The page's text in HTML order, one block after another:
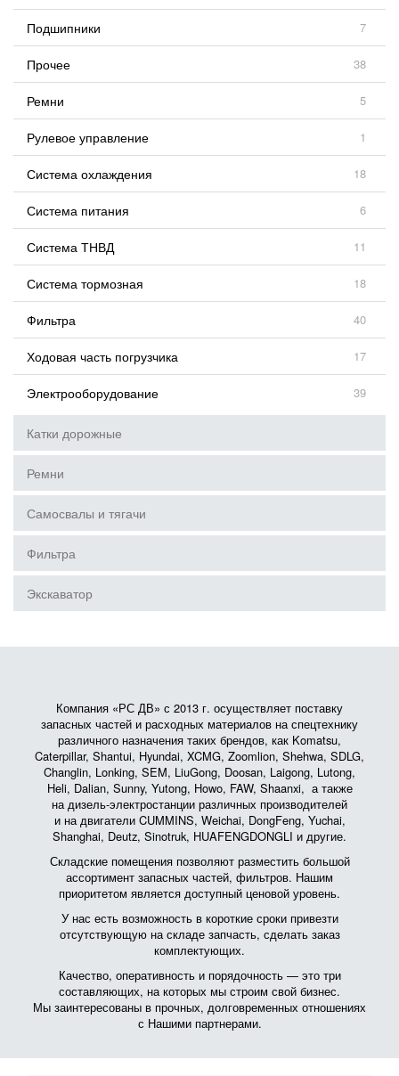
Подшипники 7
Прочее 38
Ремни 5
Рулевое управление 1
Система охлаждения 18
Система питания 6
Система ТНВД 11
Система тормозная 18
Фильтра 40
Ходовая часть погрузчика 17
Электрооборудование 39
Катки дорожные
Ремни
Самосвалы и тягачи
Фильтра
Экскаватор
Компания «РС ДВ» с 2013 г. осуществляет поставку
запасных частей и расходных материалов на спецтехнику
различного назначения таких брендов, как Komatsu,
Caterpillar, Shantui, Hyundai, XCMG, Zoomlion, Shehwa, SDLG,
Changlin, Lonking, SEM, LiuGong, Doosan, Laigong, Lutong,
Heli, Dalian, Sunny, Yutong, Howo, FAW, Shaanxi, а также
на дизель-электростанции различных производителей
и на двигатели CUMMINS, Weichai, DongFeng, Yuchai,
Shanghai, Deutz, Sinotruk, HUAFENGDONGLI и другие.
Складские помещения позволяют разместить большой
ассортимент запасных частей, фильтров. Нашим
приоритетом является доступный ценовой уровень.
У нас есть возможность в короткие сроки привезти
отсутствующую на складе запчасть, сделать заказ
комплектующих.
Качество, оперативность и порядочность — это три
составляющих, на которых мы строим свой бизнес.
Мы заинтересованы в прочных, долговременных отношениях
с Нашими партнерами.